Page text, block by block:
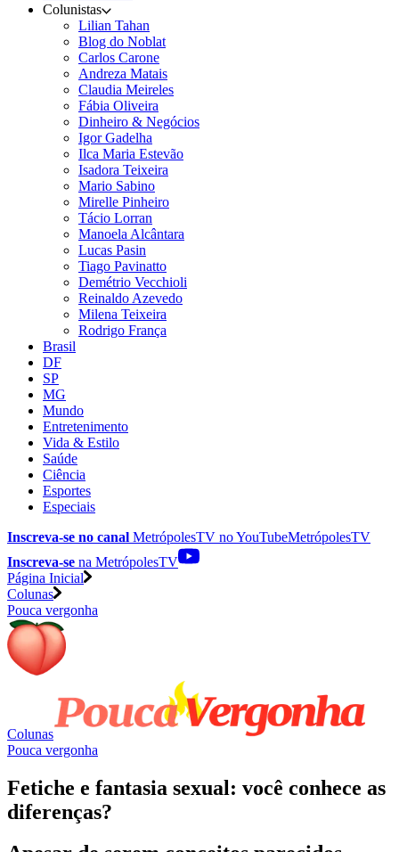
Colunistas
Lilian Tahan
Blog do Noblat
Carlos Carone
Andreza Matais
Claudia Meireles
Fábia Oliveira
Dinheiro & Negócios
Igor Gadelha
Ilca Maria Estevão
Isadora Teixeira
Mario Sabino
Mirelle Pinheiro
Tácio Lorran
Manoela Alcântara
Lucas Pasin
Tiago Pavinatto
Demétrio Vecchioli
Reinaldo Azevedo
Milena Teixeira
Rodrigo França
Brasil
DF
SP
MG
Mundo
Entretenimento
Vida & Estilo
Saúde
Ciência
Esportes
Especiais
Inscreva-se no canal MetrópolesTV noYouTubeMetrópolesTV
Inscreva-se na MetrópolesTV
Página Inicial
Colunas
Pouca vergonha
Colunas
Pouca vergonha
Fetiche e fantasia sexual: você conhece as
diferenças?